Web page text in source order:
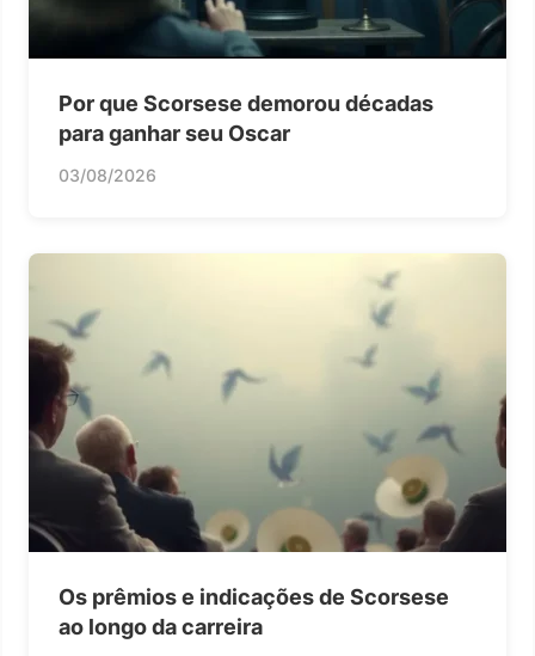
Por que Scorsese demorou décadas
para ganhar seu Oscar
03/08/2026
Os prêmios e indicações de Scorsese
ao longo da carreira